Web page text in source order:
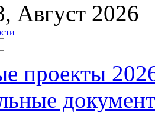
Август 2026
проекты